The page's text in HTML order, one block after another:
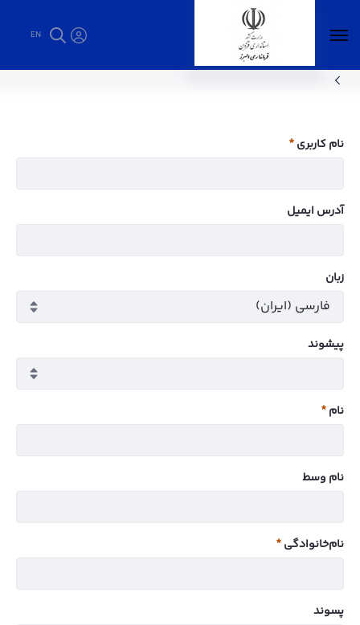
EN
ضوابط و مقررات - فرمانداری البرز
نام کاربری
ضروری
آدرس ایمیل
زبان
پيشوند
نام
ضروری
نام وسط
نام‌خانوادگی
ضروری
پسوند